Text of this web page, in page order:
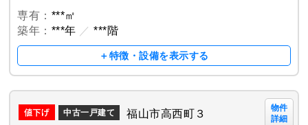
専有： ***㎡
築年： ***年 ／ ***階
＋特徴・設備を表示する
中古一戸建て 福山市高西町３
物件
詳細